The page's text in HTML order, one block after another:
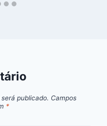
publicado. Campos
*